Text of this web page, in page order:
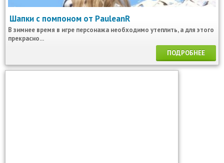
Шапки с помпоном от PauleanR
В зимнее время в игре персонажа необходимо утеплить, а для этого
прекрасно...
ПОДРОБНЕЕ